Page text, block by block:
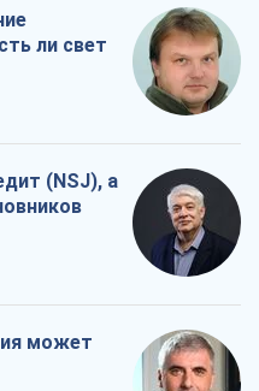
ли свет
(NSJ), а
может